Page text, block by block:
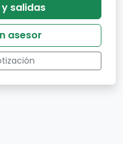
salidas
asesor